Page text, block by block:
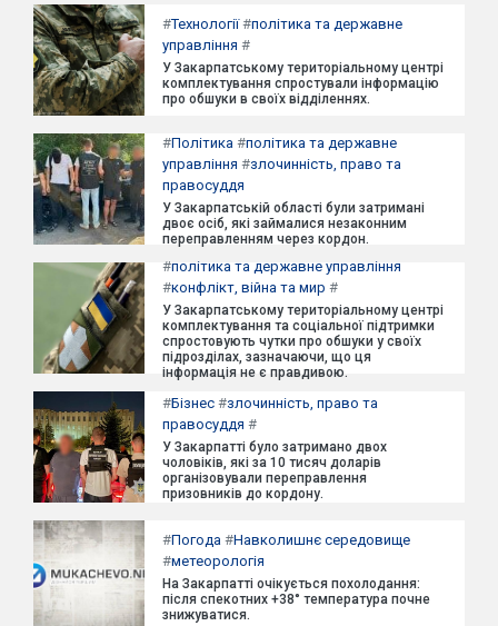
#Технології#політика та державне
управління #
У Закарпатському територіальному центрі
комплектування спростували інформацію
про обшуки в своїх відділеннях.
#Політика #політика та державне
управління #злочинність, право та
правосуддя
У Закарпатській області були затримані
двоє осіб, які займалися незаконним
переправленням через кордон.
#політика та державне управління
#конфлікт, війна та мир #
У Закарпатському територіальному центрі
комплектування та соціальної підтримки
спростовують чутки про обшуки у своїх
підрозділах, зазначаючи, що ця
інформація не є правдивою.
#Бізнес #злочинність, право та
правосуддя #
У Закарпатті було затримано двох
чоловіків, які за 10 тисяч доларів
організовували переправлення
призовників до кордону.
#Погода #Навколишнє середовище
#метеорологія
На Закарпатті очікується похолодання:
після спекотних +38° температура почне
знижуватися.